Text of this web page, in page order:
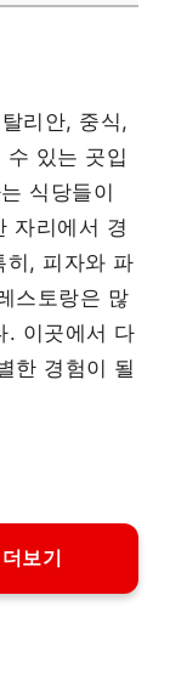
리안, 중식,
있는 곳입
식당들이
자리에서 경
히, 피자와 파
스토랑은 많
. 이곳에서 다
한 경험이 될
보기